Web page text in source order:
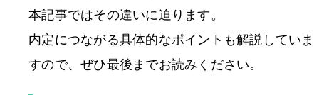
本記事ではその違いに迫ります。
内定につながる具体的なポイントも解説していま
すので、ぜひ最後までお読みください。